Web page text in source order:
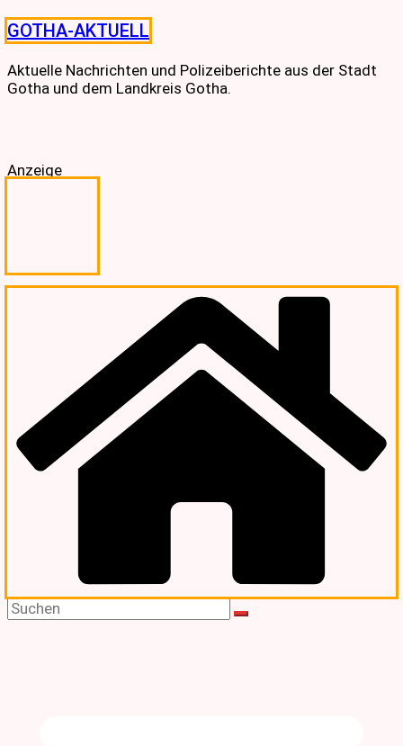
Skip
to
content
GOTHA-AKTUELL
Aktuelle Nachrichten und Polizeiberichte aus der Stadt
Gotha und dem Landkreis Gotha.
Anzeige